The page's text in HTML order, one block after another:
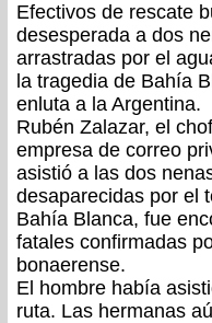
Efectivos de rescate
desesperada a dos
arrastradas por el
la tragedia de Bahía
enluta a la Argentina.
Rubén Zalazar, el
empresa de correo
asistió a las dos
desaparecidas por el
Bahía Blanca, fue
fatales confirmadas
bonaerense.
El hombre había
ruta. Las hermanas